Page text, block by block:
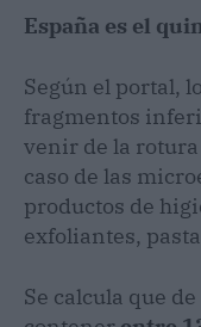
España es el
Según el portal,
fragmentos
venir de la rotura
caso de las
productos de
exfoliantes,
Se calcula que